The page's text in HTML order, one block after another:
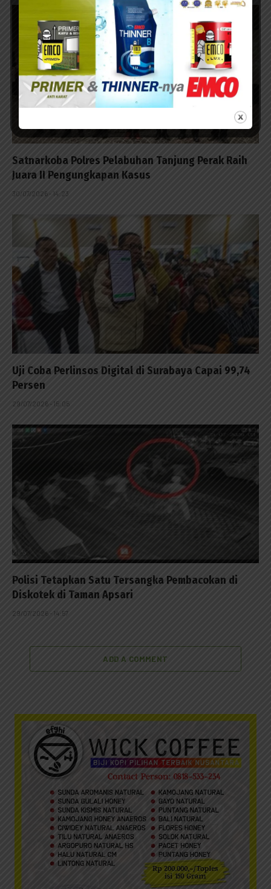
Satnarkoba Polres Pelabuhan Tanjung Perak Raih
Juara II Pengungkapan Kasus
30/07/2026 - 14:23
Uji Coba Perlinsos Digital di Surabaya Capai 99,74
Persen
29/07/2026 - 15:05
Polisi Tetapkan Satu Tersangka Pembacokan di
Diskotek di Taman Apsari
29/07/2026 - 14:57
ADD A COMMENT